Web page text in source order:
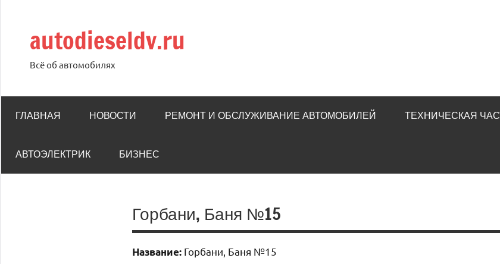
содержимому
autodieseldv.ru
Всё об автомобилях
ГЛАВНАЯ НОВОСТИ РЕМОНТ И ОБСЛУЖИВАНИЕ АВТОМОБИЛЕЙ ТЕХНИЧЕСКАЯ
АВТОЭЛЕКТРИК БИЗНЕС
Горбани, Баня №15
Название: Горбани, Баня №15